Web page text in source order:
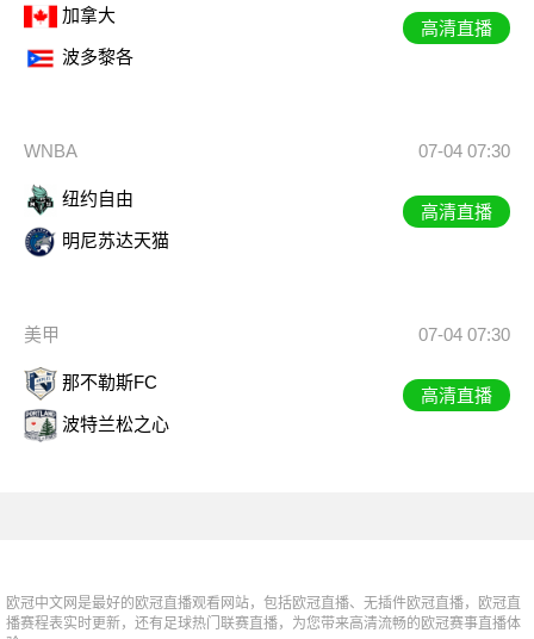
加拿大
波多黎各
高清直播
WNBA 07-04 07:30
纽约自由
明尼苏达天猫
高清直播
美甲 07-04 07:30
那不勒斯FC
波特兰松之心
高清直播
欧冠中文网是最好的欧冠直播观看网站，包括欧冠直播、无插件欧冠直播，欧冠直
播赛程表实时更新，还有足球热门联赛直播，为您带来高清流畅的欧冠赛事直播体